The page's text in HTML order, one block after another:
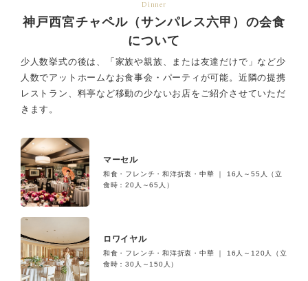
Dinner
神戸西宮チャペル（サンパレス六甲）の会食
について
少人数挙式の後は、「家族や親族、または友達だけで」など少
人数でアットホームなお食事会・パーティが可能。 近隣の提携
レストラン、料亭など移動の少ないお店をご紹介させていただ
きます。
マーセル
和食・フレンチ・和洋折衷・中華 ｜ 16人～55人（立
食時：20人～65人）
ロワイヤル
和食・フレンチ・和洋折衷・中華 ｜ 16人～120人（立
食時：30人～150人）